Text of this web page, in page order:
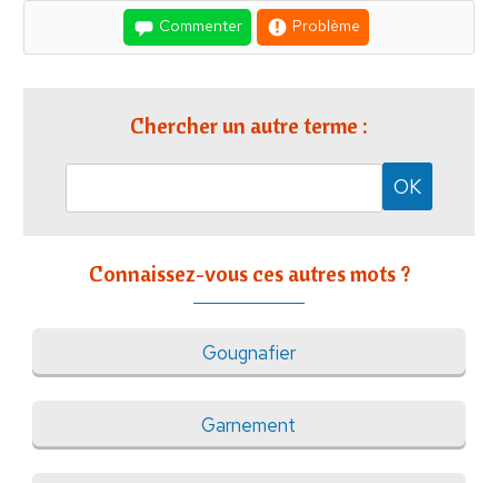
Commenter Problème
Chercher un autre terme :
Connaissez-vous ces autres mots ?
Gougnafier
Garnement